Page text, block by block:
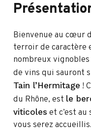
Bienvenue au cœur
terroir de caractère
nombreux
de vins qui sauront
Tain l’Hermitage !
du Rhône, est le
viticoles et c’est au
vous serez accueillis.